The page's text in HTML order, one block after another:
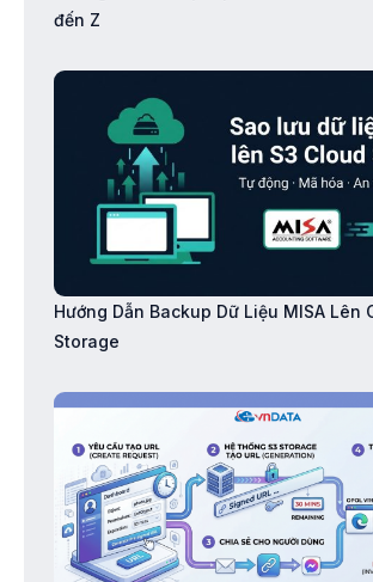
đến Z
Hướng Dẫn Backup Dữ Liệu MISA Lên
Storage